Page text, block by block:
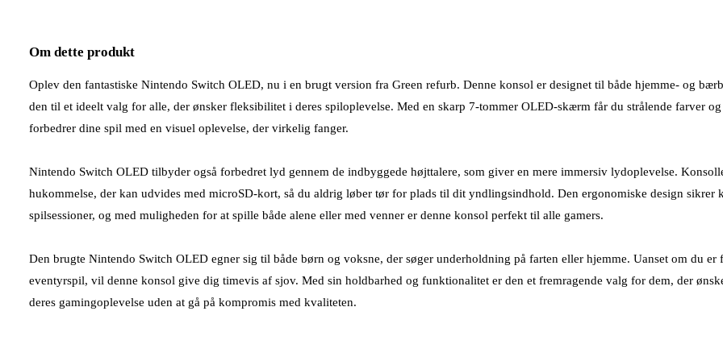
Om dette produkt
Oplev den fantastiske Nintendo Switch OLED, nu i en brugt version fra Green refurb. Denne konsol er designet til både hjemme- og
den til et ideelt valg for alle, der ønsker fleksibilitet i deres spiloplevelse. Med en skarp 7-tommer OLED-skærm får du strålende farver
forbedrer dine spil med en visuel oplevelse, der virkelig fanger.
Nintendo Switch OLED tilbyder også forbedret lyd gennem de indbyggede højttalere, som giver en mere immersiv lydoplevelse.
hukommelse, der kan udvides med microSD-kort, så du aldrig løber tør for plads til dit yndlingsindhold. Den ergonomiske design sikrer
spilsessioner, og med muligheden for at spille både alene eller med venner er denne konsol perfekt til alle gamers.
Den brugte Nintendo Switch OLED egner sig til både børn og voksne, der søger underholdning på farten eller hjemme. Uanset om du er
eventyrspil, vil denne konsol give dig timevis af sjov. Med sin holdbarhed og funktionalitet er den et fremragende valg for dem, der
deres gamingoplevelse uden at gå på kompromis med kvaliteten.